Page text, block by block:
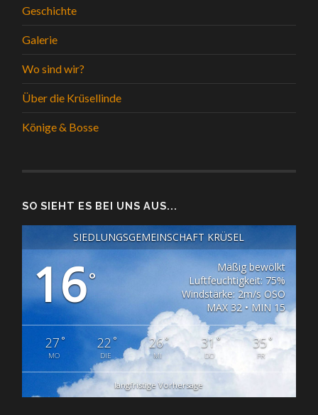
Geschichte
Galerie
Wo sind wir?
Über die Krüsellinde
Könige & Bosse
SO SIEHT ES BEI UNS AUS...
SIEDLUNGSGEMEINSCHAFT KRÜSEL
16°
Mäßig bewölkt
Luftfeuchtigkeit: 75%
Windstärke: 2m/s OSO
MAX 32 • MIN 15
27°
MO
22 °
DIE
26°
MI
31°
DO
35°
FR
langfristige Vorhersage